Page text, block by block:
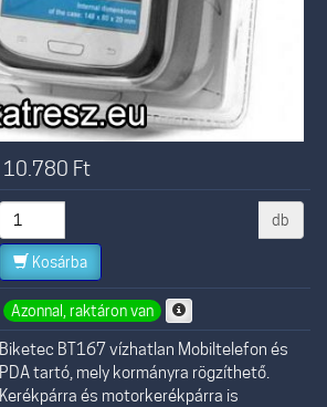
10.780 Ft
db
Kosárba
Azonnal, raktáron van
Biketec BT167 vízhatlan Mobiltelefon és
PDA tartó, mely kormányra rögzíthető.
Kerékpárra és motorkerékpárra is